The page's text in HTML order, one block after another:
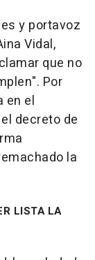
y portavoz
Vidal,
que no
Por
en el
decreto de
la
LISTA LA